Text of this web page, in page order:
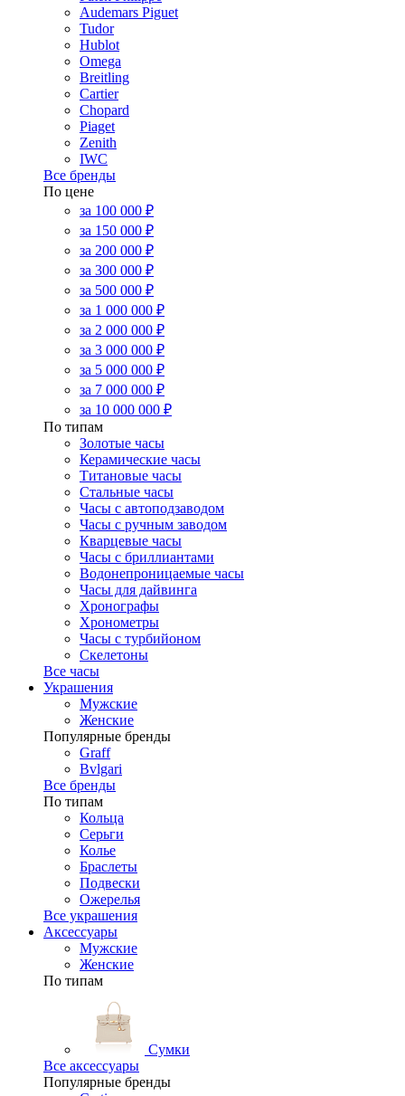
Audemars Piguet
Tudor
Hublot
Omega
Breitling
Cartier
Chopard
Piaget
Zenith
IWC
Все бренды
По цене
за 100 000 ₽
за 150 000 ₽
за 200 000 ₽
за 300 000 ₽
за 500 000 ₽
за 1 000 000 ₽
за 2 000 000 ₽
за 3 000 000 ₽
за 5 000 000 ₽
за 7 000 000 ₽
за 10 000 000 ₽
По типам
Золотые часы
Керамические часы
Титановые часы
Стальные часы
Часы с автоподзаводом
Часы с ручным заводом
Кварцевые часы
Часы с бриллиантами
Водонепроницаемые часы
Часы для дайвинга
Хронографы
Хронометры
Часы с турбийоном
Скелетоны
Все часы
Украшения
Мужские
Женские
Популярные бренды
Graff
Bvlgari
Все бренды
По типам
Кольца
Серьги
Колье
Браслеты
Подвески
Ожерелья
Все украшения
Аксессуары
Мужские
Женские
По типам
Сумки
Все аксессуары
Популярные бренды